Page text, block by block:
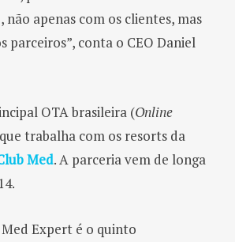
não apenas com os clientes, mas
parceiros”, conta o CEO Daniel
OTA brasileira (Online
trabalha com os resorts da
Med. A parceria vem de longa
Expert é o quinto